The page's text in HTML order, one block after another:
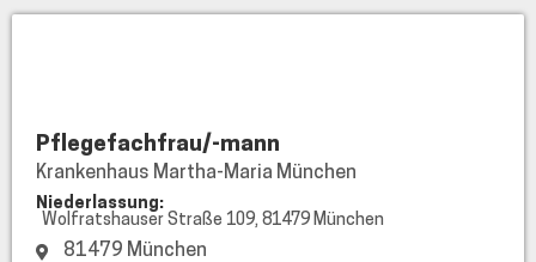
München
Pflegefachfrau/-mann
Krankenhaus Martha-Maria München
Niederlassung:
Wolfratshauser Straße 109, 81479 München
81479 München